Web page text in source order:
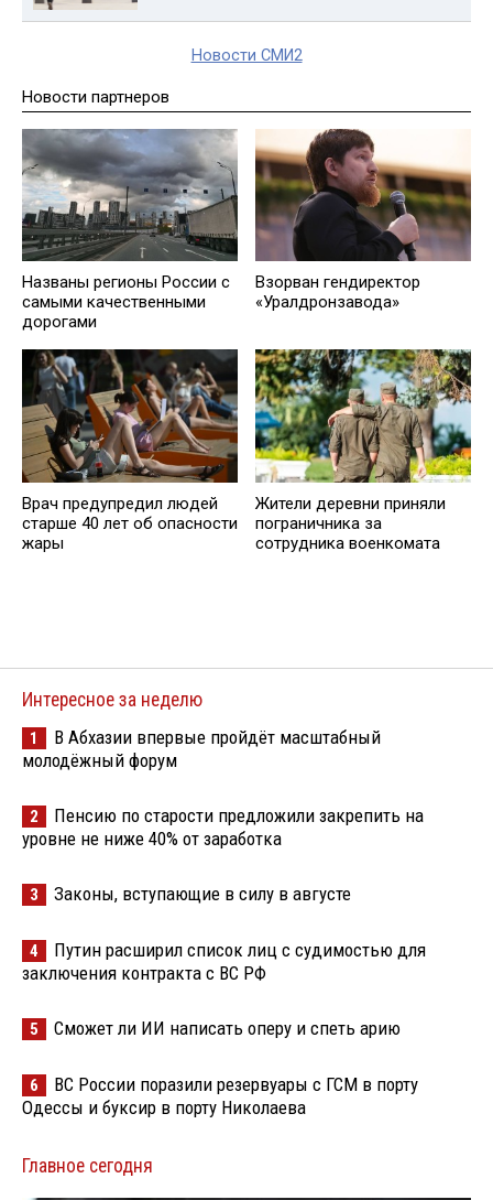
Новости СМИ2
Новости партнеров
Названы регионы России с
самыми качественными
дорогами
Взорван гендиректор
«Уралдронзавода»
Врач предупредил людей
старше 40 лет об опасности
жары
Жители деревни приняли
пограничника за
сотрудника военкомата
Интересное за неделю
1
В Абхазии впервые пройдёт масштабный
молодёжный форум
2
Пенсию по старости предложили закрепить на
уровне не ниже 40% от заработка
3 Законы, вступающие в силу в августе
4
Путин расширил список лиц с судимостью для
заключения контракта с ВС РФ
5 Сможет ли ИИ написать оперу и спеть арию
6
ВС России поразили резервуары с ГСМ в порту
Одессы и буксир в порту Николаева
Главное сегодня